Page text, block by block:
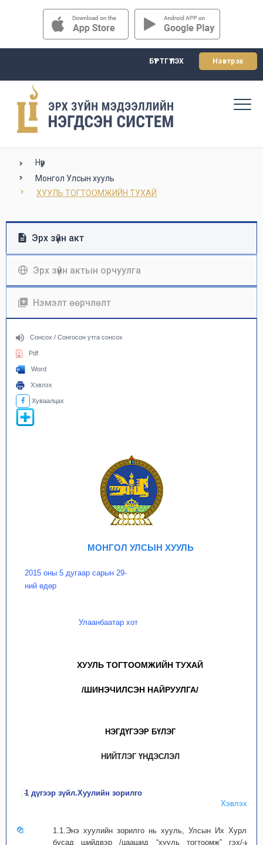
БҮРТГҮҮЛЭХ Нэвтрэх
Нүүр
Монгол Улсын хууль
ХУУЛЬ ТОГТООМЖИЙН ТУХАЙ
Эрх зүйн акт
Эрх зүйн актын орчуулга
Нэмэлт өөрчлөлт
Сонсох / Сонгосон утга сонсох
Pdf
Word
Хэвлэх
Хуваалцах
МОНГОЛ УЛСЫН ХУУЛЬ
2015 оны 5 дугаар сарын 29-
ний өдөр
Улаанбаатар хот
ХУУЛЬ ТОГТООМЖИЙН ТУХАЙ
/ШИНЭЧИЛСЭН НАЙРУУЛГА/
НЭГДҮГЭЭР БҮЛЭГ
НИЙТЛЭГ ҮНДЭСЛЭЛ
1 дүгээр зүйл.Хуулийн зорилго
Хэвлэх
1.1.Энэ хуулийн зорилго нь хууль, Улсын Их Хурлын
бусад шийдвэр /цаашид “хууль тогтоомж” гэх/-ийг